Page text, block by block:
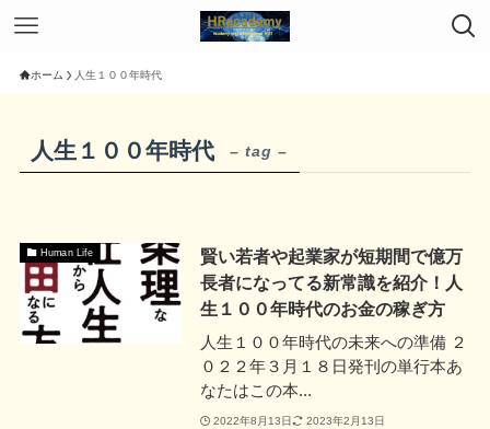
ホーム 人生１００年時代
人生１００年時代 – tag –
Human Life
賢い若者や起業家が短期間で億万
長者になってる新常識を紹介！人
生１００年時代のお金の稼ぎ方
人生１００年時代の未来への準備 ２
０２２年３月１８日発刊の単行本あ
なたはこの本...
2022年8月13日 2023年2月13日